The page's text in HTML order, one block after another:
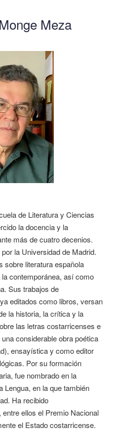
Meza
de Literatura y Ciencias
la docencia y la
más de cuatro decenios.
la Universidad de Madrid.
sobre literatura española
contemporánea, así como
Sus trabajos de
editados como libros, versan
la historia, la crítica y la
las letras costarricenses e
considerable obra poética
ensayística y como editor
Por su formación
fue nombrado en la
Lengua, en la que también
Ha recibido
ellos el Premio Nacional
el Estado costarricense.